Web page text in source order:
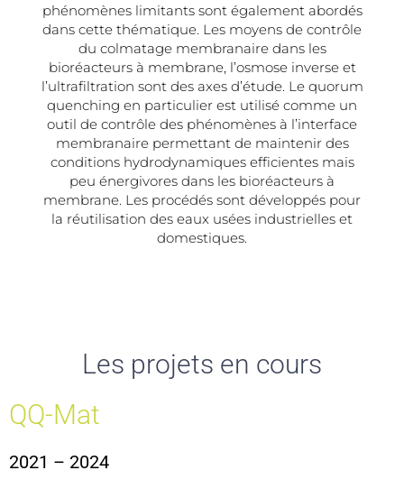
phénomènes limitants sont également abordés
dans cette thématique. Les moyens de contrôle
du colmatage membranaire dans les
bioréacteurs à membrane, l’osmose inverse et
l’ultrafiltration sont des axes d’étude. Le quorum
quenching en particulier est utilisé comme un
outil de contrôle des phénomènes à l’interface
membranaire permettant de maintenir des
conditions hydrodynamiques efficientes mais
peu énergivores dans les bioréacteurs à
membrane. Les procédés sont développés pour
la réutilisation des eaux usées industrielles et
domestiques.
Les projets en cours
QQ-Mat
2021 – 2024